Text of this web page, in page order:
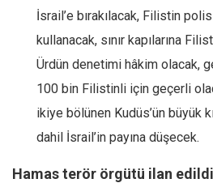
İsrail’e bırakılacak, Filistin
kullanacak, sınır kapılarına
Ürdün denetimi hâkim olacak,
100 bin Filistinli için geçerli
ikiye bölünen Kudüs’ün büyük
dahil İsrail’in payına düşecek.
Hamas terör örgütü ilan edildi